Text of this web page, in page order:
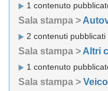
1 contenuto
Sala stampa >
2 contenuti pubblicati
Sala stampa > Altri
1 contenuto
Sala stampa >